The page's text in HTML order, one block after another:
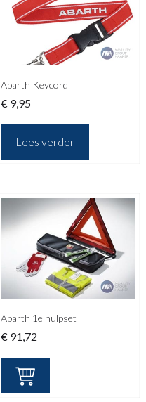
Abarth Keycord
€ 9,95
Lees verder
Abarth 1e hulpset
€ 91,72